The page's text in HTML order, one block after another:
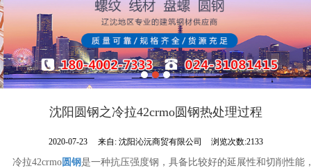
沈阳圆钢之冷拉42crmo圆钢热处理过程
2020-07-23 来自: 沈阳沁沅商贸有限公司 浏览次数:2133
冷拉42crmo圆钢是一种抗压强度钢，具备比较好的延展性和切削性能